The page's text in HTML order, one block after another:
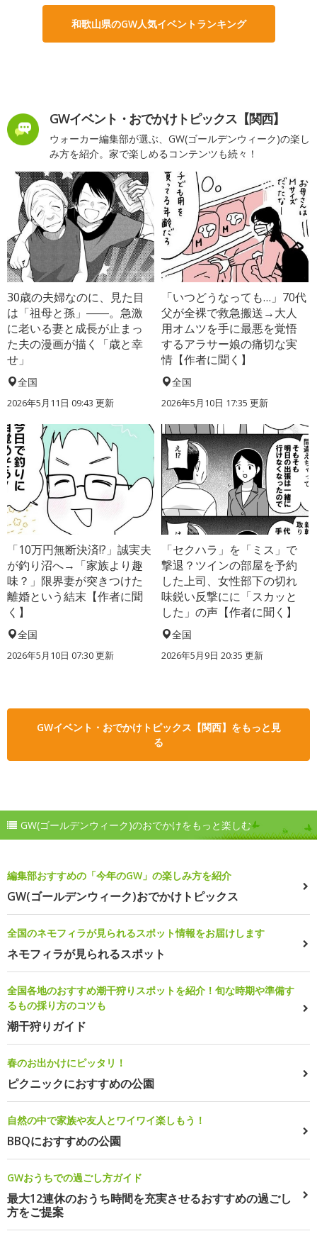
和歌山県のGW人気イベントランキング
GWイベント・おでかけトピックス【関西】
ウォーカー編集部が選ぶ、GW(ゴールデンウィーク)の楽し
み方を紹介。家で楽しめるコンテンツも続々！
30歳の夫婦なのに、見た目
は「祖母と孫」――。急激
に老いる妻と成長が止まっ
た夫の漫画が描く「歳と幸
せ」
全国
2026年5月11日 09:43 更新
「いつどうなっても…」70代
父が全裸で救急搬送→大人
用オムツを手に最悪を覚悟
するアラサー娘の痛切な実
情【作者に聞く】
全国
2026年5月10日 17:35 更新
「10万円無断決済!?」誠実夫
が釣り沼へ→「家族より趣
味？」限界妻が突きつけた
離婚という結末【作者に聞
く】
全国
2026年5月10日 07:30 更新
「セクハラ」を「ミス」で
撃退？ツインの部屋を予約
した上司、女性部下の切れ
味鋭い反撃にに「スカッと
した」の声【作者に聞く】
全国
2026年5月9日 20:35 更新
GWイベント・おでかけトピックス【関西】をもっと見
る
GW(ゴールデンウィーク)のおでかけをもっと楽しむ
編集部おすすめの「今年のGW」の楽しみ方を紹介
GW(ゴールデンウィーク)おでかけトピックス
全国のネモフィラが見られるスポット情報をお届けします
ネモフィラが見られるスポット
全国各地のおすすめ潮干狩りスポットを紹介！旬な時期や準備す
るもの採り方のコツも
潮干狩りガイド
春のお出かけにピッタリ！
ピクニックにおすすめの公園
自然の中で家族や友人とワイワイ楽しもう！
BBQにおすすめの公園
GWおうちでの過ごし方ガイド
最大12連休のおうち時間を充実させるおすすめの過ごし
方をご提案